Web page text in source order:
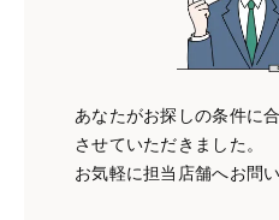
あなたがお探しの条件に
させていただきました。
お気軽に担当店舗へお問